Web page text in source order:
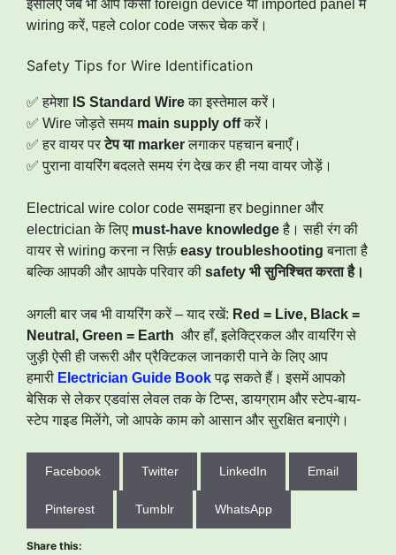
इसलिए जब भी आप किसी foreign device या imported panel में
wiring करें, पहले color code जरूर चेक करें।
Safety Tips for Wire Identification
✅ हमेशा IS Standard Wireका इस्तेमाल करें।
✅ Wire जोड़ते समय main supply offकरें।
✅ हर वायर परटेप या markerलगाकर पहचान बनाएँ।
✅ पुराना वायरिंग बदलते समय रंग देख कर ही नया वायर जोड़ें।
Electrical wire color code समझना हर beginner और
electrician के लिए must-have knowledgeहै। सही रंग की
वायर से wiring करना न सिर्फ़ easy troubleshooting बनाता है
बल्कि आपकी और आपके परिवार की safety भी सुनिश्चित करता है।
अगली बार जब भी वायरिंग करें – याद रखें: Red = Live, Black =
Neutral, Green = Earth और हाँ, इलेक्ट्रिकल और वायरिंग से
जुड़ी ऐसी ही जरूरी और प्रैक्टिकल जानकारी पाने के लिए आप
हमारी Electrician Guide Bookपढ़ सकते हैं। इसमें आपको
बेसिक से लेकर एडवांस लेवल तक के टिप्स, डायग्राम और स्टेप-बाय-
स्टेप गाइड मिलेंगे, जो आपके काम को आसान और सुरक्षित बनाएंगे।
Facebook Twitter LinkedIn Email
Pinterest Tumblr WhatsApp
Share this: